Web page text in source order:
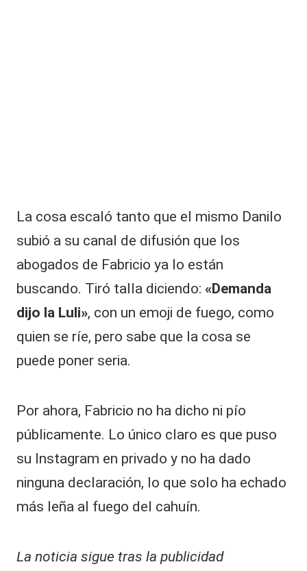
La cosa escaló tanto que el mismo Danilo
subió a su canal de difusión que los
abogados de Fabricio ya lo están
buscando. Tiró talla diciendo: «Demanda
dijo la Luli», con un emoji de fuego, como
quien se ríe, pero sabe que la cosa se
puede poner seria.
Por ahora, Fabricio no ha dicho ni pío
públicamente. Lo único claro es que puso
su Instagram en privado y no ha dado
ninguna declaración, lo que solo ha echado
más leña al fuego del cahuín.
La noticia sigue tras la publicidad